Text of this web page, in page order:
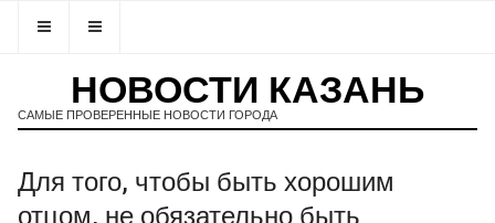
НОВОСТИ КАЗАНЬ
САМЫЕ ПРОВЕРЕННЫЕ НОВОСТИ ГОРОДА
Для того, чтобы быть хорошим